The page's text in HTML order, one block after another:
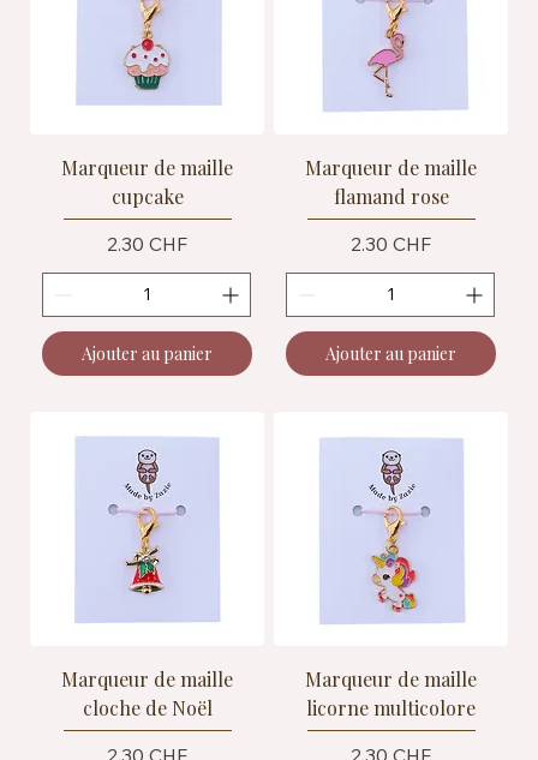
Marqueur de maille
cupcake
Prix
2.30 CHF
Ajouter au panier
Marqueur de maille
flamand rose
Prix
2.30 CHF
Ajouter au panier
Marqueur de maille
cloche de Noël
Prix
Marqueur de maille
licorne multicolore
Prix